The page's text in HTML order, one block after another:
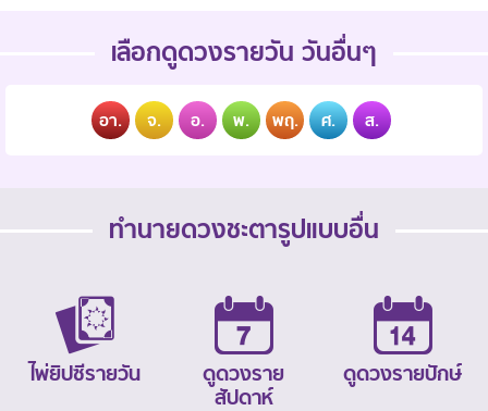
เลือกดูดวงรายวัน วันอื่นๆ
อา. จ. อ. พ. พฤ. ศ. ส.
ทำนายดวงชะตารูปแบบอื่น
ไพ่ยิปซีรายวัน
ดูดวงราย
สัปดาห์
ดูดวงรายปักษ์